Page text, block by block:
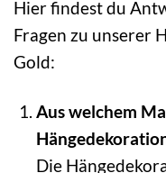
Hier findest du
Fragen zu unserer
Gold:
Aus welchem
Die